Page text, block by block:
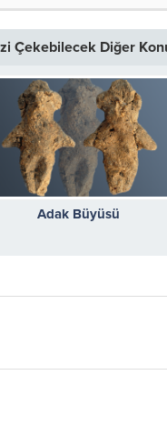
Çekebilecek Diğer
Adak Büyüsü